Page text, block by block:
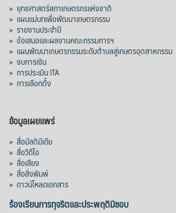
สภาเกษตรกรแห่งชาติ
3 days ago
คณะรัฐมนตรี อนุมัติโครงการอ่างเก็บน้ำ
คลองวังโตนด วงเงิน 7,200 ล้านบาท สะท้อน
ผลสำเร็จการผลักดันข้อเสนอเชิงนโยบายของ
เมื่อวันที่ 5 สิงหาคม 2569 คณะรัฐมนตรีมีมติ
อนุมัติโครงการอ่างเก็บน้ำคลองวังโตนด
จังหวัดจันทบุรี กรอบวงเงิน 7,200 ล้านบาท
กำหนดระยะเวลาดำเนินงาน 7 ปี (พ.ศ. 2570–
2576) โดยโครงการมีความจุ 99.50 ล้าน
ลูกบาศก์เมตร สามารถสนับสนุนพื้นที่
ชลประทานกว่า 87,700 ไร่ เพิ่ม
» ยุทธศาสตร์สภาเกษตรกรแห่งชาติ
» แผนแม่บทเพื่อพัฒนาเกษตรกรรม
» รายงานประจำปี
» ข้อเสนอและผลงานคณะกรรมการฯ
» แผนพัฒนาเกษตรกรรมระดับตำบลสู่เกษตรอุตสาหกรรม
» งบการเงิน
» การประเมิน ITA
» การเลือกตั้ง
ข้อมูลเผยแพร่
» สื่อมัลติมีเดีย
» สื่อวิดีโอ
» สื่อเสียง
» สื่อสิ่งพิมพ์
» ดาวน์โหลดเอกสาร
ร้องเรียนการทุจริตและประพฤติมิชอบ